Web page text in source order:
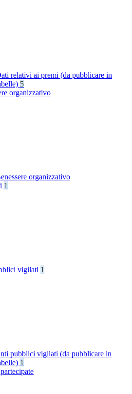
relativi ai premi (da pubblicare in
5
organizzativo
organizzativo
1
vigilati 1
pubblici vigilati (da pubblicare in
1